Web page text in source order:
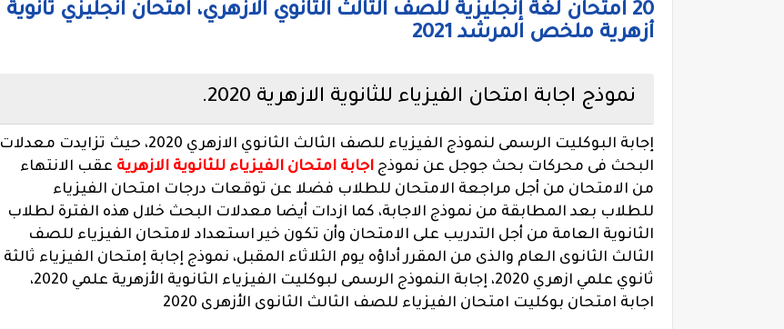
20 امتحان لغة إنجليزية للصف الثالث الثانوي الازهري، امتحان انجليزي ثانوية
أزهرية ملخص المرشد 2021
نموذج اجابة امتحان الفيزياء للثانوية الازهرية 2020.
إجابة البوكليت الرسمى لنموذج الفيزياء للصف الثالث الثانوي الازهري 2020، حيث تزايدت معدلات
البحث فى محركات بحث جوجل عن نموذج اجابة امتحان الفيزياء للثانوية الازهرية عقب الانتهاء
من الامتحان من أجل مراجعة الامتحان للطلاب فضلا عن توقعات درجات امتحان الفيزياء
للطلاب بعد المطابقة من نموذج الاجابة، كما ازدات أيضا معدلات البحث خلال هذه الفترة لطلاب
الثانوية العامة من أجل التدريب على الامتحان وأن تكون خير استعداد لامتحان الفيزياء للصف
الثالث الثانوى العام والذى من المقرر أداؤه يوم الثلاثاء المقبل، نموذج إجابة إمتحان الفيزياء ثالثة
ثانوي علمي ازهري 2020، إجابة النموذج الرسمى لبوكليت الفيزياء الثانوية الأزهرية علمي 2020،
اجابة امتحان بوكليت امتحان الفيزياء للصف الثالث الثانوى الأزهرى 2020